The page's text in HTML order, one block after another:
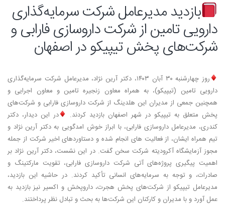
بازدید مدیرعامل شرکت سرمایه‌گذاری
دارویی تامین از شرکت داروسازی فارابی و
شرکت‌های پخش تیپیکو در اصفهان
روز چهارشنبه ۳۰ آبان ۱۴۰۳، دکتر آرین نژاد، مدیرعامل شرکت سرمایه‌گذاری
دارویی تامین (تیپیکو)، به همراه معاون زنجیره تامین و معاون اجرایی و
همچنین جمعی از مدیران این هلدینگ از شرکت داروسازی فارابی و شرکت‌های
پخش متعلق به تیپیکو در شهر اصفهان بازدید کردند.
در این دیدار، دکتر
کندری، مدیرعامل داروسازی فارابی، با ابراز خوش امدگویی به دکتر آرین نژاد و
تیم همراه ایشان، از فعالیت های انجام شده و دستاوردهای اخیر شرکت از جمله
مجوز آزمایشگاه آکرودیته شرکت سخن گفت. در این نشست، دکتر آرین نژاد بر
اهمیت پیگیری پروژه‌های آتی شرکت داروسازی فارابی، تقویت مارکتینگ و
صادرات، و توجه به سرمایه‌های انسانی تأکید کردند. در حاشیه این بازدید،
مدیرعامل تیپیکو از شرکت‌های پخش هجرت، داروپخش و اکسیر نیز بازدید به
عمل آورد و با مدیران و کارکنان این شرکت‌ها به بحث و تبادل نظر پرداختند.